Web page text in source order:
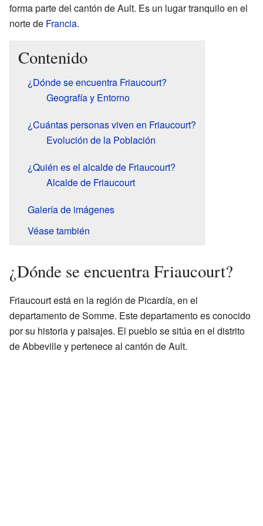
forma parte del cantón de Ault. Es un lugar tranquilo en el
norte de Francia.
Contenido
¿Dónde se encuentra Friaucourt?
Geografía y Entorno
¿Cuántas personas viven en Friaucourt?
Evolución de la Población
¿Quién es el alcalde de Friaucourt?
Alcalde de Friaucourt
Galería de imágenes
Véase también
¿Dónde se encuentra Friaucourt?
Friaucourt está en la región de Picardía, en el
departamento de Somme. Este departamento es conocido
por su historia y paisajes. El pueblo se sitúa en el distrito
de Abbeville y pertenece al cantón de Ault.